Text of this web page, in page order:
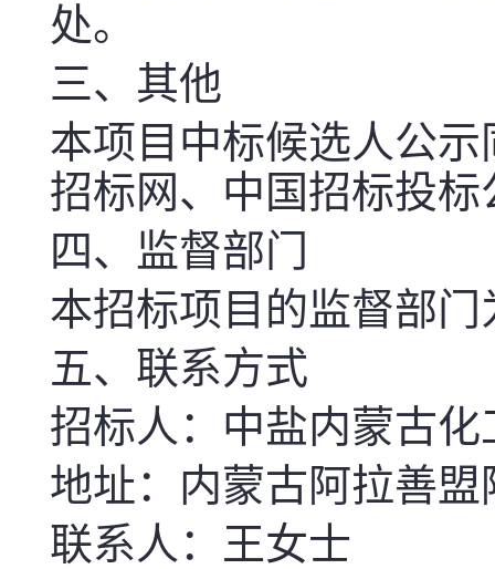
处。
三、其他
本项目中标候选人公示
招标网、中国招标投
四、监督部门
本招标项目的监督部
五、联系方式
招标人：中盐内蒙古
地址：内蒙古阿拉善
联系人：王女士